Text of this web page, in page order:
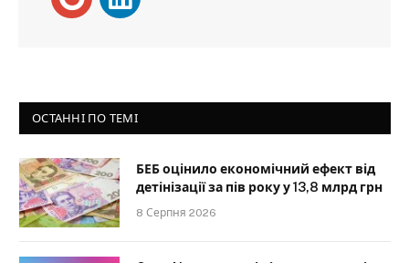
ОСТАННІ ПО ТЕМІ
БЕБ оцінило економічний ефект від
детінізації за пів року у 13,8 млрд грн
8 Серпня 2026